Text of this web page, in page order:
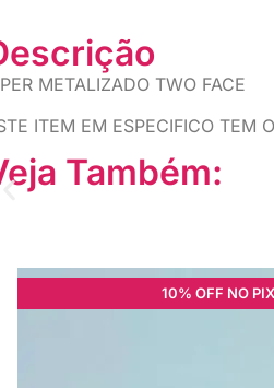
METALIZADO TWO FACE
ITEM EM ESPECIFICO TEM
Também:
10% OFF NO PIX